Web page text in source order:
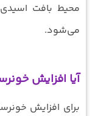
محیط بافت
می‌شود.
آیا افزایش
برای افزایش